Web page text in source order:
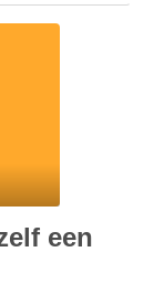
een